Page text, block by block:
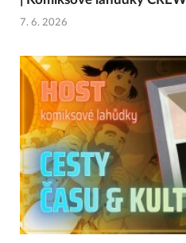
7. 6. 2026